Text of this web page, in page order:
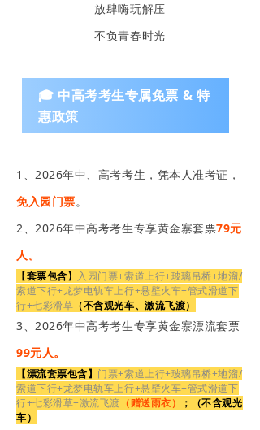
放肆嗨玩解压
不负青春时光
🎓 中高考考生专属免票 & 特
惠政策
1、2026年中、高考考生，凭本人准考证，
免入园门票。
2、2026年中高考考生专享黄金寨套票79元
人。
【套票包含】入园门票+索道上行+玻璃吊桥+地溜/
索道下行+龙梦电轨车上行+悬壁火车+管式滑道下
行+七彩滑草 （不含观光车、激流飞渡）
3、2026年中高考考生专享黄金寨漂流套票
99元人。
【漂流套票包含】 门票+索道上行+玻璃吊桥+地溜/
索道下行+龙梦电轨车上行+悬壁火车+管式滑道下
行+七彩滑草+激流飞渡 （赠送雨衣）
；（不含观光
车）